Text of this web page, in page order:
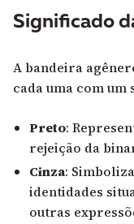
Significado
A bandeira
cada uma com
Preto:
rejeição da
Cinza:
identidades
outras